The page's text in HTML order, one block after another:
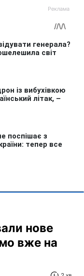
нове
вже на